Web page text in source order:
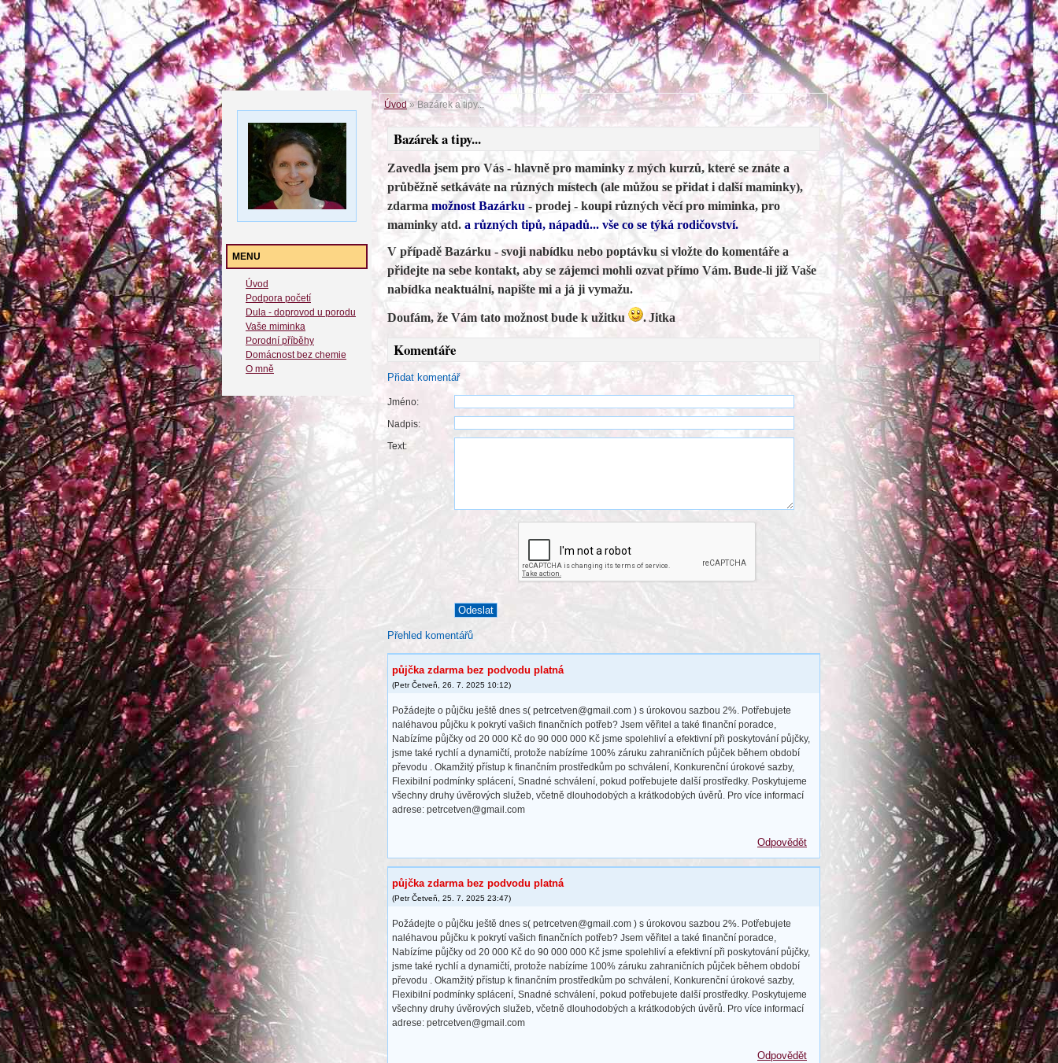
MENU
Úvod
Podpora početí
Dula - doprovod u porodu
Vaše miminka
Porodní příběhy
Domácnost bez chemie
O mně
Úvod»Bazárek a tipy...
Bazárek a tipy...
Zavedla jsem pro Vás - hlavně pro maminky z mých kurzů, které se znáte a
průběžně setkáváte na různých místech (ale můžou se přidat i další maminky),
zdarma možnost Bazárku - prodej - koupi různých věcí pro miminka, pro
maminky atd. a různých tipů, nápadů... vše co se týká rodičovství.
V případě Bazárku - svoji nabídku nebo poptávku si vložte do komentáře a
přidejte na sebe kontakt, aby se zájemci mohli ozvat přímo Vám.Bude-li již Vaše
nabídka neaktuální, napište mi a já ji vymažu.
Doufám, že Vám tato možnost bude k užitku .Jitka
Komentáře
Přidat komentář
Jméno:
Nadpis:
Text:
Přehled komentářů
půjčka zdarma bez podvodu platná
(Petr Četveň 26. 7. 2025 10:12)
Požádejte o půjčku ještě dnes s( petrcetven@gmail.com ) s úrokovou sazbou 2%. Potřebujete
naléhavou půjčku k pokrytí vašich finančních potřeb? Jsem věřitel a také finanční poradce,
Nabízíme půjčky od 20 000 Kč do 90 000 000 Kč jsme spolehliví a efektivní při poskytování půjčky,
jsme také rychlí a dynamičtí, protože nabízíme 100% záruku zahraničních půjček během období
převodu . Okamžitý přístup k finančním prostředkům po schválení, Konkurenční úrokové sazby,
Flexibilní podmínky splácení, Snadné schválení, pokud potřebujete další prostředky. Poskytujeme
všechny druhy úvěrových služeb, včetně dlouhodobých a krátkodobých úvěrů. Pro více informací
adrese: petrcetven@gmail.com
Odpovědět
půjčka zdarma bez podvodu platná
(Petr Četveň 25. 7. 2025 23:47)
Požádejte o půjčku ještě dnes s( petrcetven@gmail.com ) s úrokovou sazbou 2%. Potřebujete
naléhavou půjčku k pokrytí vašich finančních potřeb? Jsem věřitel a také finanční poradce,
Nabízíme půjčky od 20 000 Kč do 90 000 000 Kč jsme spolehliví a efektivní při poskytování půjčky,
jsme také rychlí a dynamičtí, protože nabízíme 100% záruku zahraničních půjček během období
převodu . Okamžitý přístup k finančním prostředkům po schválení, Konkurenční úrokové sazby,
Flexibilní podmínky splácení, Snadné schválení, pokud potřebujete další prostředky. Poskytujeme
všechny druhy úvěrových služeb, včetně dlouhodobých a krátkodobých úvěrů. Pro více informací
adrese: petrcetven@gmail.com
Odpovědět